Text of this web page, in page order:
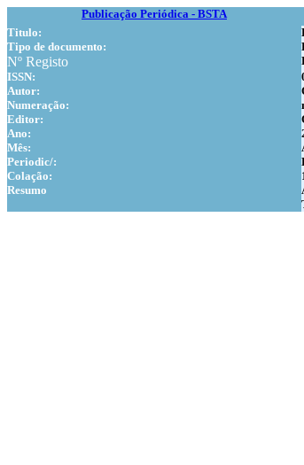
Publicação Periódica - BSTA
Titulo:
Tipo de documento:
Nº Registo
ISSN:
Autor:
Numeração:
Editor:
Ano:
Mês:
Periodic/:
Colação:
Resumo